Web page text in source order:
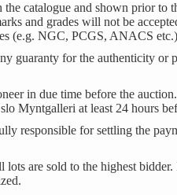
catalogue and shown prior
and grades will not be
(e.g. NGC, PCGS, ANACS
guaranty for the authenticity
in due time before the
Myntgalleri at least 24 hours
responsible for settling the
are sold to the highest